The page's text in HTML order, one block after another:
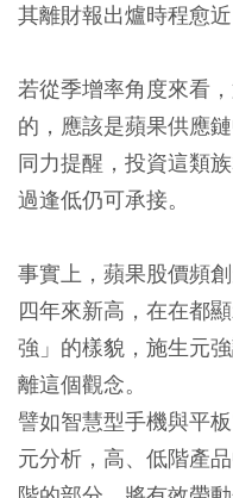
其離財報出爐時程愈近
若從季增率角度來看
的，應該是蘋果供應
同力提醒，投資這類
過逢低仍可承接。
事實上，蘋果股價頻
四年來新高，在在都
強」的樣貌，施生元
離這個觀念。
譬如智慧型手機與平
元分析，高、低階產